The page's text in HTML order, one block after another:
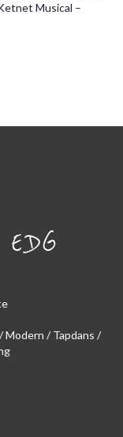
Musical –
Modern / Tapdans /